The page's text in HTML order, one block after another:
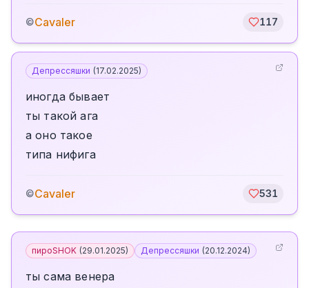
©Cavaler 117
Депрессяшки (17.02.2025)
иногда бывает
ты такой ага
а оно такое
типа нифига
©Cavaler 531
пироSHOK (29.01.2025) Депрессяшки (20.12.2024)
ты сама венера